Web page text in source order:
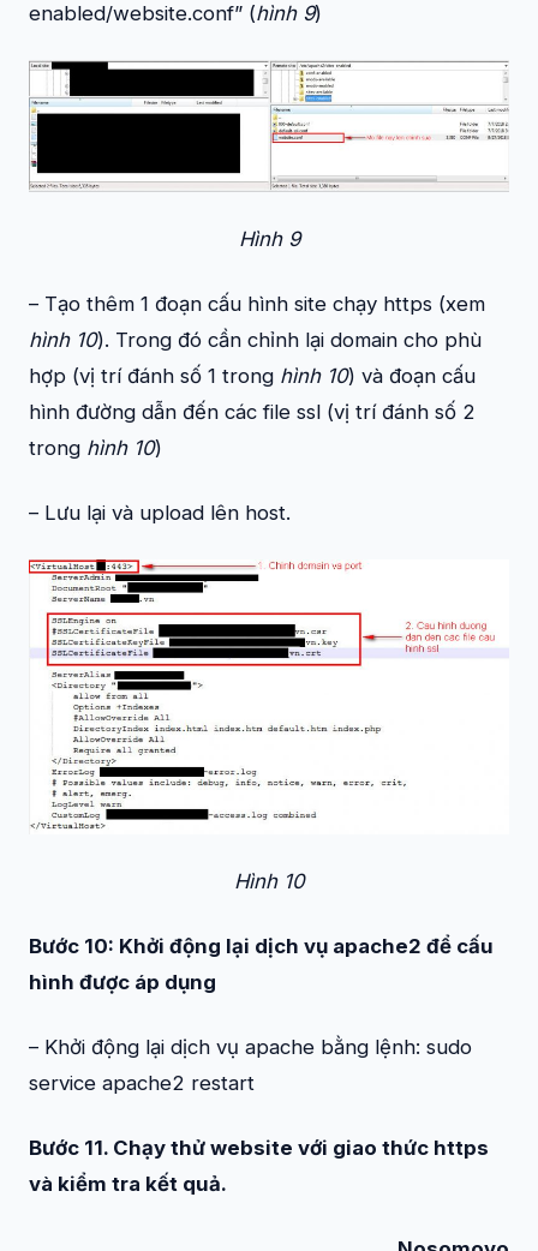
enabled/website.conf” (hình 9)
Hình 9
– Tạo thêm 1 đoạn cấu hình site chạy https (xem
hình 10). Trong đó cần chỉnh lại domain cho phù
hợp (vị trí đánh số 1 trong hình 10) và đoạn cấu
hình đường dẫn đến các file ssl (vị trí đánh số 2
trong hình 10)
– Lưu lại và upload lên host.
Hình 10
Bước 10: Khởi động lại dịch vụ apache2 để cấu
hình được áp dụng
– Khởi động lại dịch vụ apache bằng lệnh: sudo
service apache2 restart
Bước 11. Chạy thử website với giao thức https
và kiểm tra kết quả.